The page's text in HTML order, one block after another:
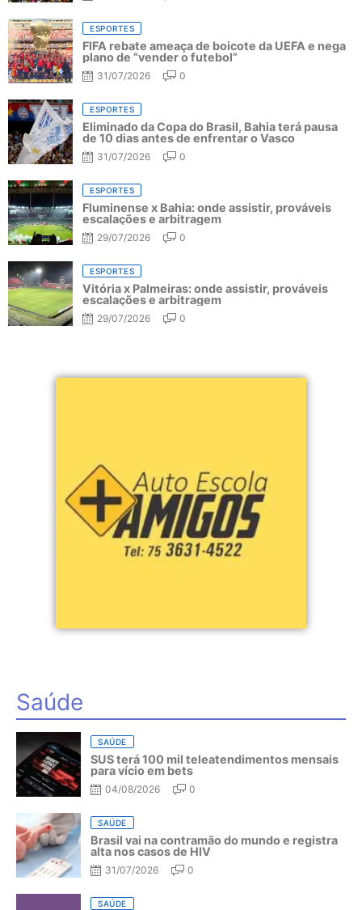
ESPORTES
FIFA rebate ameaça de boicote da UEFA e nega
plano de “vender o futebol”
31/07/2026 0
ESPORTES
Eliminado da Copa do Brasil, Bahia terá pausa
de 10 dias antes de enfrentar o Vasco
31/07/2026 0
ESPORTES
Fluminense x Bahia: onde assistir, prováveis
escalações e arbitragem
29/07/2026 0
ESPORTES
Vitória x Palmeiras: onde assistir, prováveis
escalações e arbitragem
29/07/2026 0
Saúde
SAÚDE
SUS terá 100 mil teleatendimentos mensais
para vício em bets
04/08/2026 0
SAÚDE
Brasil vai na contramão do mundo e registra
alta nos casos de HIV
31/07/2026 0
SAÚDE